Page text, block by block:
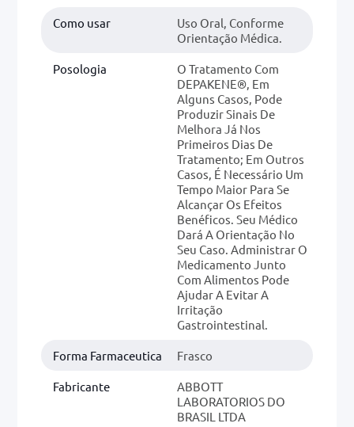
Como usar
Uso Oral, Conforme
Orientação Médica.
Posologia
O Tratamento Com
DEPAKENE®, Em
Alguns Casos, Pode
Produzir Sinais De
Melhora Já Nos
Primeiros Dias De
Tratamento; Em Outros
Casos, É Necessário Um
Tempo Maior Para Se
Alcançar Os Efeitos
Benéficos. Seu Médico
Dará A Orientação No
Seu Caso. Administrar O
Medicamento Junto
Com Alimentos Pode
Ajudar A Evitar A
Irritação
Gastrointestinal.
Forma Farmaceutica Frasco
Fabricante
ABBOTT
LABORATORIOS DO
BRASIL LTDA